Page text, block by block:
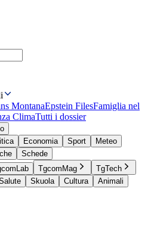
MontanaEpstein FilesFamiglia nel
ClimaTutti i dossier
Economia Sport
Meteo
Schede
TgcomMag
TgTech
Skuola Cultura
Animali